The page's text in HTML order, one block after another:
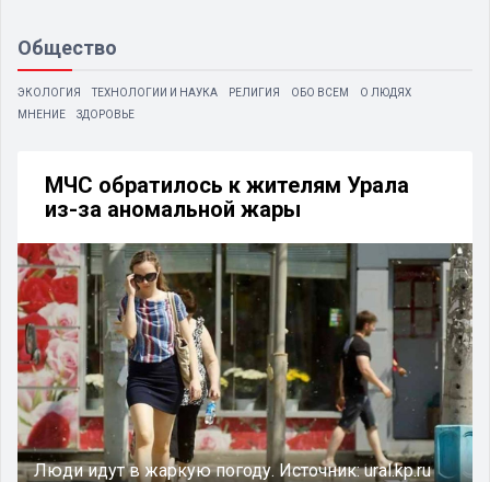
Общество
ЭКОЛОГИЯ ТЕХНОЛОГИИ И НАУКА РЕЛИГИЯ ОБО ВСЕМ
О ЛЮДЯХ
МНЕНИЕ
ЗДОРОВЬЕ
МЧС обратилось к жителям Урала
из-за аномальной жары
Люди идут в жаркую погоду. Источник:ural.kp.ru